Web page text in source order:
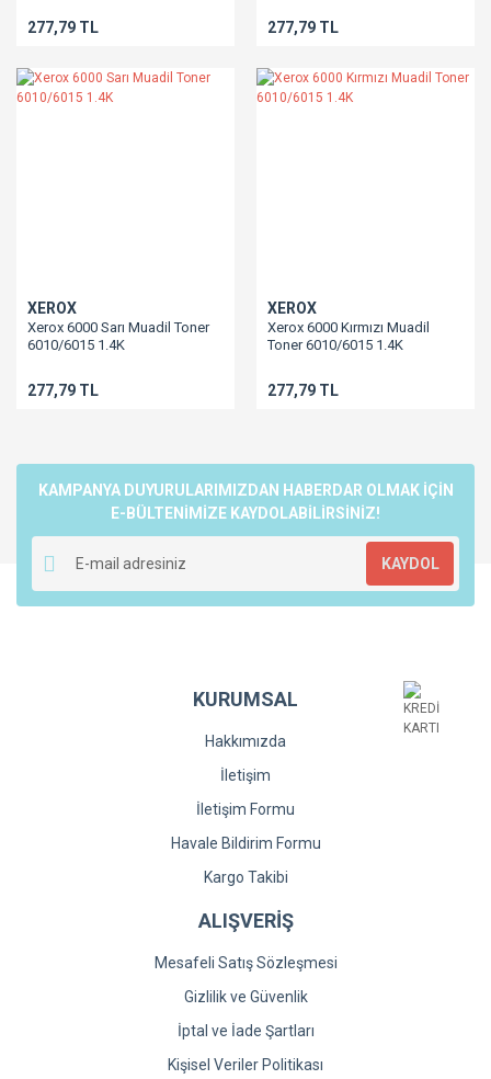
277,79 TL 277,79 TL
XEROX
Xerox 6000 Sarı Muadil Toner
6010/6015 1.4K
277,79 TL
XEROX
Xerox 6000 Kırmızı Muadil
Toner 6010/6015 1.4K
277,79 TL
KAMPANYA DUYURULARIMIZDAN HABERDAR OLMAK İÇİN
E-BÜLTENİMİZE KAYDOLABİLİRSİNİZ!
KAYDOL
KURUMSAL
Hakkımızda
İletişim
İletişim Formu
Havale Bildirim Formu
Kargo Takibi
ALIŞVERİŞ
Mesafeli Satış Sözleşmesi
Gizlilik ve Güvenlik
İptal ve İade Şartları
Kişisel Veriler Politikası